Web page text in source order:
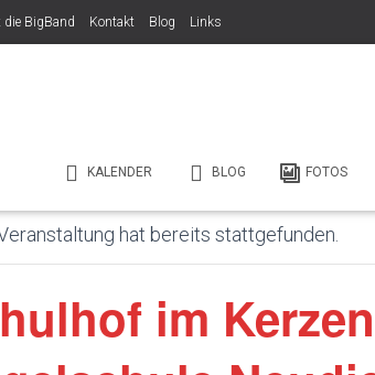
die BigBand Kontakt Blog Links
KALENDER BLOG FOTOS
hat bereits stattgefunden.
im